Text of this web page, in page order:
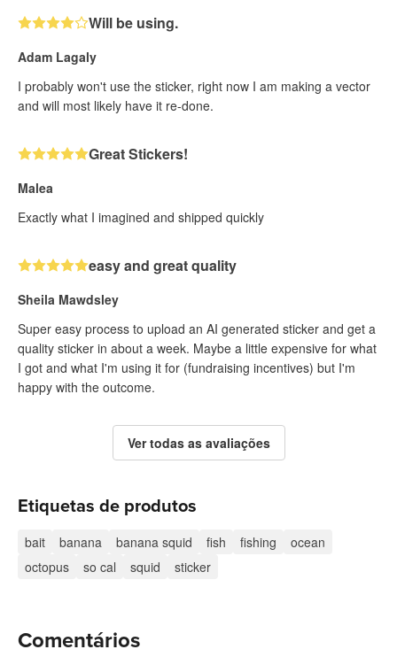
Will be using.
Adam Lagaly
I probably won't use the sticker, right now I am making a vector
and will most likely have it re-done.
Great Stickers!
Malea
Exactly what I imagined and shipped quickly
easy and great quality
Sheila Mawdsley
Super easy process to upload an AI generated sticker and get a
quality sticker in about a week. Maybe a little expensive for what
I got and what I'm using it for (fundraising incentives) but I'm
happy with the outcome.
Ver todas as avaliações
Etiquetas de produtos
bait banana banana squid fish fishing
ocean
octopus
so cal squid sticker
Comentários